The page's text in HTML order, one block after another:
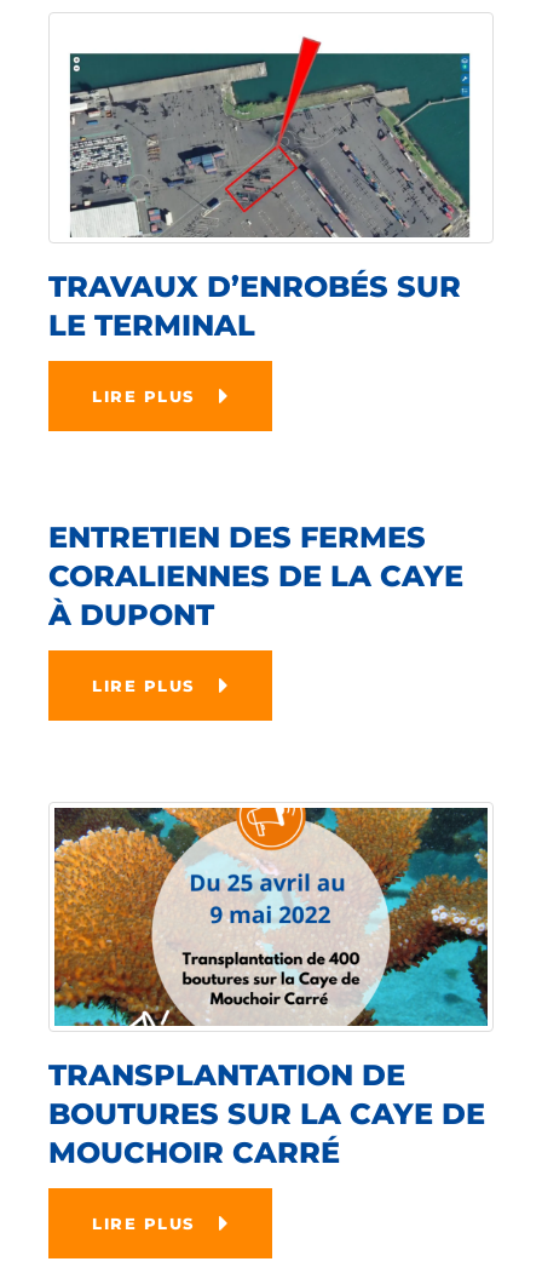
TRAVAUX D’ENROBÉS SUR
LE TERMINAL
LIRE PLUS
ENTRETIEN DES FERMES
CORALIENNES DE LA CAYE
À DUPONT
LIRE PLUS
TRANSPLANTATION DE
BOUTURES SUR LA CAYE DE
MOUCHOIR CARRÉ
LIRE PLUS